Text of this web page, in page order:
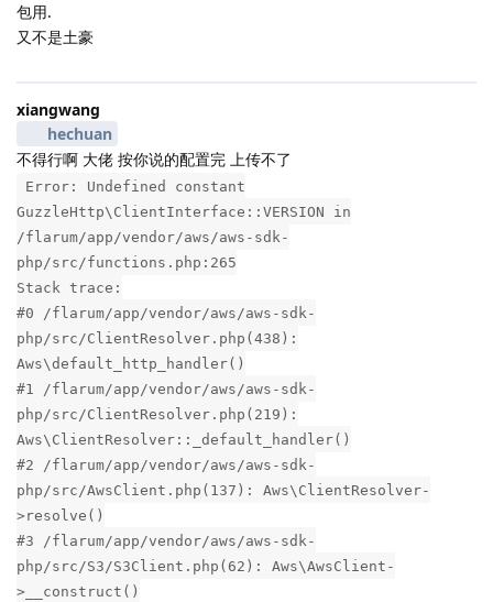
包用.
又不是土豪
xiangwang
hechuan
不得行啊 大佬 按你说的配置完 上传不了
Error: Undefined constant
GuzzleHttp\ClientInterface::VERSION in
/flarum/app/vendor/aws/aws-sdk-
php/src/functions.php:265
Stack trace:
#0 /flarum/app/vendor/aws/aws-sdk-
php/src/ClientResolver.php(438):
Aws\default_http_handler()
#1 /flarum/app/vendor/aws/aws-sdk-
php/src/ClientResolver.php(219):
Aws\ClientResolver::_default_handler()
#2 /flarum/app/vendor/aws/aws-sdk-
php/src/AwsClient.php(137): Aws\ClientResolver-
>resolve()
#3 /flarum/app/vendor/aws/aws-sdk-
php/src/S3/S3Client.php(62): Aws\AwsClient-
>__construct()